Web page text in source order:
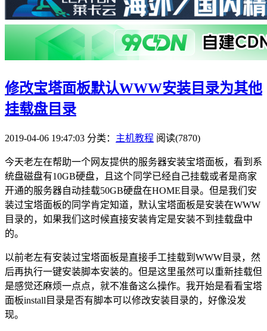
修改宝塔面板默认WWW安装目录为其他
挂载盘目录
2019-04-06 19:47:03 分类： 主机教程 阅读(7870)
今天老左在帮助一个网友提供的服务器安装宝塔面板，看到系
统盘磁盘有10GB硬盘，且这个同学已经自己挂载或者是商家
开通的服务器自动挂载50GB硬盘在HOME目录。但是我们安
装过宝塔面板的同学肯定知道，默认宝塔面板是安装在WWW
目录的，如果我们这时候直接安装肯定是安装不到挂载盘中
的。
以前老左有安装过宝塔面板是直接手工挂载到WWW目录，然
后再执行一键安装脚本安装的。但是这里虽然可以重新挂载但
是感觉还麻烦一点点，就不准备这么操作。我开始是看看宝塔
面板install目录是否有脚本可以修改安装目录的，好像没发
现。